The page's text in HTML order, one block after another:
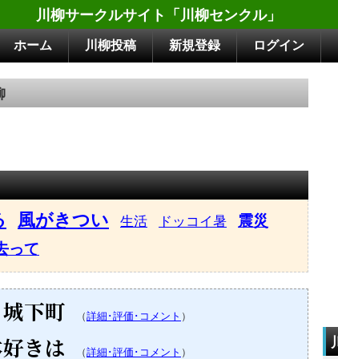
川柳サークルサイト「川柳センクル」
ホーム 川柳投稿 新規登録 ログイン
風がきつい 生活 ドッコイ暑 震災
って
下町 （詳細･評価･コメント ）
きは （詳細･評価･コメント ）